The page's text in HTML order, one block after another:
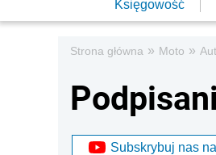
Księgowość
Strona główna » Moto »
Subskrybuj nas